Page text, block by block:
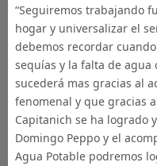
“Seguiremos trabajando
hogar y universalizar el
debemos recordar
sequías y la falta de agua
sucederá mas gracias al
fenomenal y que gracias
Capitanich se ha logrado
Domingo Peppo y el
Agua Potable podremos